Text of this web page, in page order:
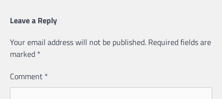
Leave a Reply
Your email address will not be published. Required fields are
marked *
Comment *